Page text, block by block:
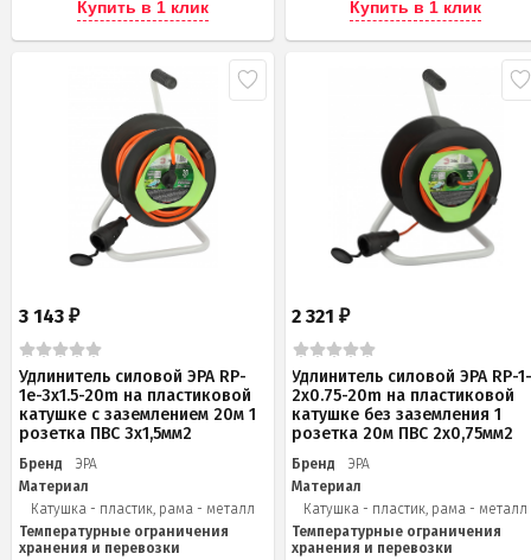
Купить в 1 клик Купить в 1 клик
3 143 ₽
Удлинитель силовой ЭРА RP-
1e-3x1.5-20m на пластиковой
катушке c заземлением 20м 1
розетка ПВС 3х1,5мм2
Бренд
ЭРА
Материал
Катушка - пластик, рама - металл
Температурные ограничения
хранения и перевозки
2 321₽
Удлинитель силовой ЭРА RP-
2x0.75-20m на пластиковой
катушке без заземления 1
розетка 20м ПВС 2х0,75мм2
Бренд
ЭРА
Материал
Катушка - пластик, рама - металл
Температурные ограничения
хранения и перевозки